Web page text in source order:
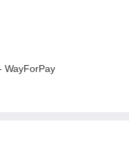
WayForPay